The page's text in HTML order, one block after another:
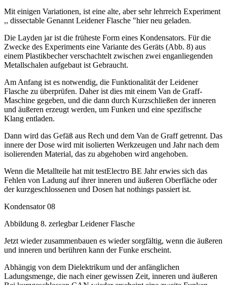
Mit einigen Variationen, ist eine alte, aber sehr lehrreich Experiment
,, dissectable Genannt Leidener Flasche "hier neu geladen.
Die Layden jar ist die früheste Form eines Kondensators. Für die
Zwecke des Experiments eine Variante des Geräts (Abb. 8) aus
einem Plastikbecher verschachtelt zwischen zwei enganliegenden
Metallschalen aufgebaut ist Gebraucht.
Am Anfang ist es notwendig, die Funktionalität der Leidener
Flasche zu überprüfen. Daher ist dies mit einem Van de Graff-
Maschine gegeben, und die dann durch Kurzschließen der inneren
und äußeren erzeugt werden, um Funken und eine spezifische
Klang entladen.
Dann wird das Gefäß aus Rech und dem Van de Graff getrennt. Das
innere der Dose wird mit isolierten Werkzeugen und Jahr nach dem
isolierenden Material, das zu abgehoben wird angehoben.
Wenn die Metallteile hat mit testElectro BE Jahr erwies sich das
Fehlen von Ladung auf ihrer inneren und äußeren Oberfläche oder
der kurzgeschlossenen und Dosen hat nothings passiert ist.
Kondensator 08
Abbildung 8. zerlegbar Leidener Flasche
Jetzt wieder zusammenbauen es wieder sorgfältig, wenn die äußeren
und inneren und berühren kann der Funke erscheint.
Abhängig von dem Dielektrikum und der anfänglichen
Ladungsmenge, die nach einer gewissen Zeit, inneren und äußeren